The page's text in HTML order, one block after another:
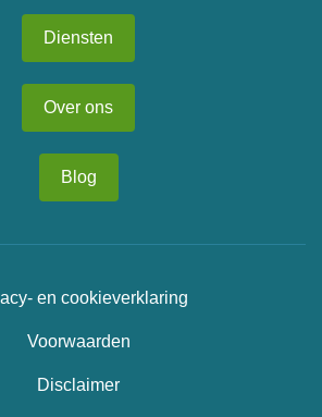
Diensten
Over ons
Blog
en cookieverklaring
Voorwaarden
Disclaimer